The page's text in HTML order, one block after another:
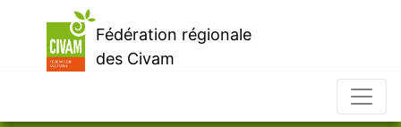
Fédération régionale
des Civam